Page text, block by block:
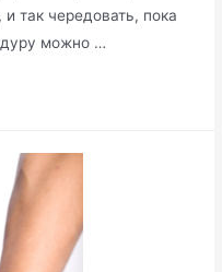
так чередовать, пока
можно …